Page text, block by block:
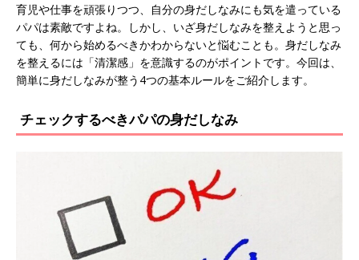
育児や仕事を頑張りつつ、自分の身だしなみにも気を遣っている
パパは素敵ですよね。しかし、いざ身だしなみを整えようと思っ
ても、何から始めるべきかわからないと悩むことも。身だしなみ
を整えるには「清潔感」を意識するのがポイントです。今回は、
簡単に身だしなみが整う4つの基本ルールをご紹介します。
チェックするべきパパの身だしなみ